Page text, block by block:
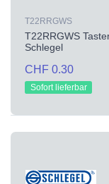
T22RRGWS
T22RRGWS
Schlegel
CHF 0.30
Sofort lieferbar